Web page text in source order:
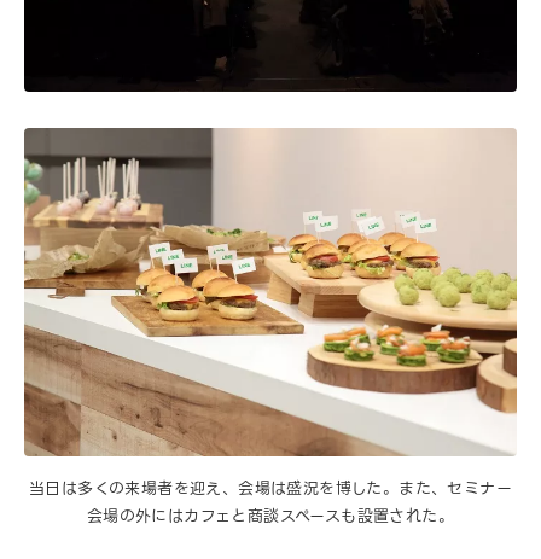
当日は多くの来場者を迎え、会場は盛況を博した。また、セミナー
会場の外にはカフェと商談スペースも設置された。